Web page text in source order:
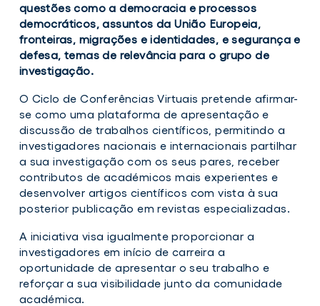
questões como a democracia e processos
democráticos, assuntos da União Europeia,
fronteiras, migrações e identidades, e segurança e
defesa, temas de relevância para o grupo de
investigação.
O Ciclo de Conferências Virtuais pretende afirmar-
se como uma plataforma de apresentação e
discussão de trabalhos científicos, permitindo a
investigadores nacionais e internacionais partilhar
a sua investigação com os seus pares, receber
contributos de académicos mais experientes e
desenvolver artigos científicos com vista à sua
posterior publicação em revistas especializadas.
A iniciativa visa igualmente proporcionar a
investigadores em início de carreira a
oportunidade de apresentar o seu trabalho e
reforçar a sua visibilidade junto da comunidade
académica.